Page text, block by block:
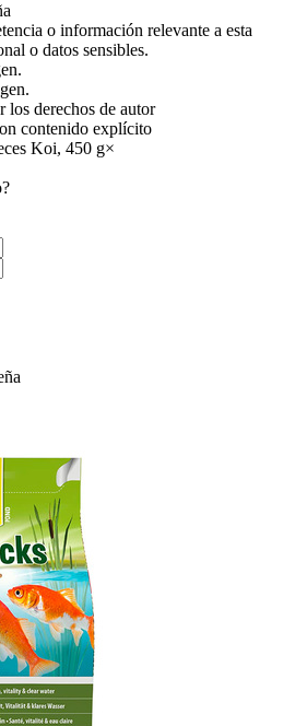
o información relevante a esta
o datos sensibles.
los derechos de autor
contenido explícito
Koi, 450 g×